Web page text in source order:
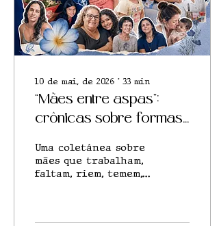
10 de mai. de 2026 ∙ 33 min
“Mães entre aspas”:
crônicas sobre formas
Uma coletânea sobre
mães que trabalham,
faltam, riem, temem,